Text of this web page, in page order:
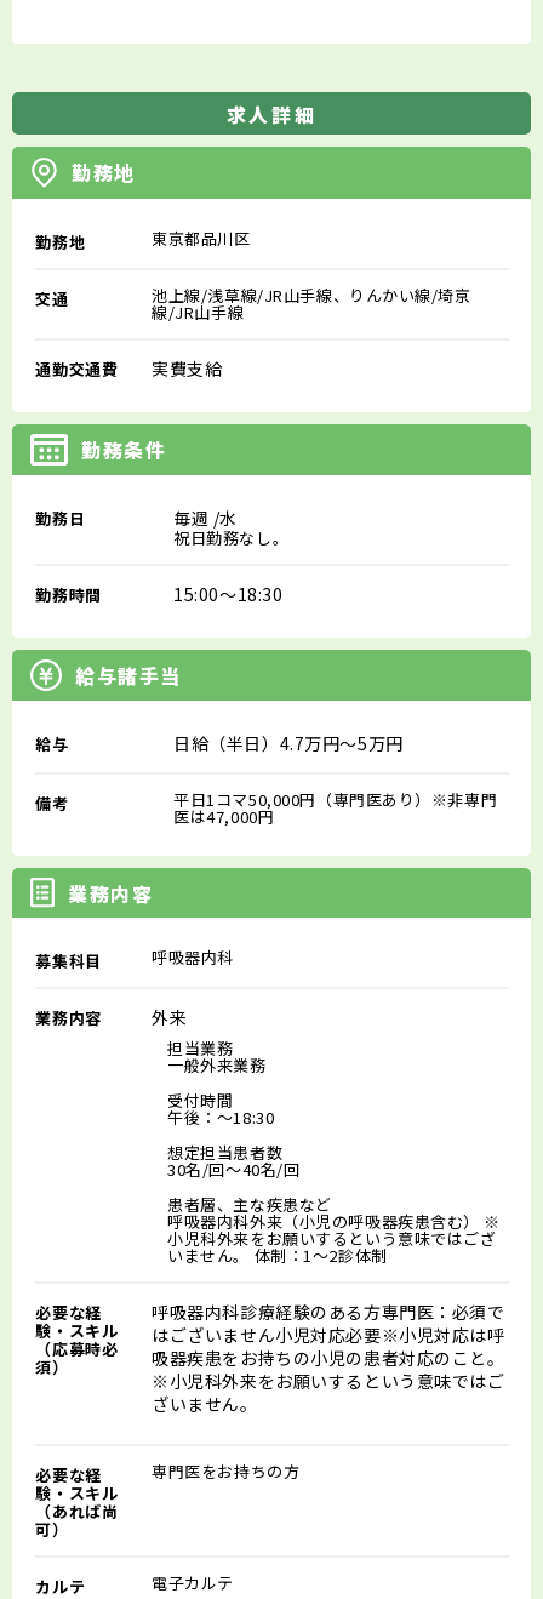
求人詳細
勤務地
勤務地 東京都品川区
交通 池上線/浅草線/JR山手線、りんかい線/埼京
線/JR山手線
通勤交通費 実費支給
勤務条件
勤務日 毎週 /水
祝日勤務なし。
勤務時間 15:00～18:30
給与諸手当
給与 日給（半日）4.7万円～5万円
備考 平日1コマ50,000円（専門医あり）※非専門
医は47,000円
業務内容
募集科目 呼吸器内科
業務内容 外来
担当業務
一般外来業務
受付時間
午後：～18:30
想定担当患者数
30名/回～40名/回
患者層、主な疾患など
呼吸器内科外来（小児の呼吸器疾患含む） ※
小児科外来をお願いするという意味ではござ
いません。 体制：1〜2診体制
必要な経
験・スキル
（応募時必
須）
呼吸器内科診療経験のある方専門医：必須で
はございません小児対応必要※小児対応は呼
吸器疾患をお持ちの小児の患者対応のこと。
※小児科外来をお願いするという意味ではご
ざいません。
必要な経
験・スキル
（あれば尚
可）
専門医をお持ちの方
カルテ 電子カルテ